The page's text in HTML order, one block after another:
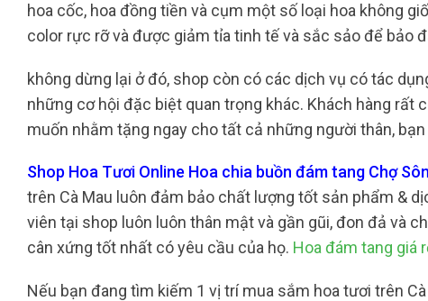
hoa cốc, hoa đồng tiền và cụm một số loại hoa không
color rực rỡ và được giảm tỉa tinh tế và sắc sảo để bảo
không dừng lại ở đó, shop còn có các dịch vụ có tác
những cơ hội đặc biệt quan trọng khác. Khách hàng rất
muốn nhằm tặng ngay cho tất cả những người thân,
Shop Hoa Tươi Online Hoa chia buồn đám tang Chợ
trên Cà Mau luôn đảm bảo chất lượng tốt sản phẩm &
viên tại shop luôn luôn thân mật và gần gũi, đon đả và
cân xứng tốt nhất có yêu cầu của họ. Hoa đám tang giá
Nếu bạn đang tìm kiếm 1 vị trí mua sắm hoa tươi trên